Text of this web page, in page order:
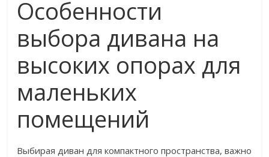
Особенности
выбора дивана на
высоких опорах для
маленьких
помещений
Выбирая диван для компактного пространства, важно